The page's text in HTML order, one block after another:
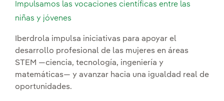
Impulsamos las vocaciones científicas entre las
niñas y jóvenes
Iberdrola impulsa iniciativas para apoyar el
desarrollo profesional de las mujeres en áreas
STEM —ciencia, tecnología, ingeniería y
matemáticas— y avanzar hacia una igualdad real de
oportunidades.